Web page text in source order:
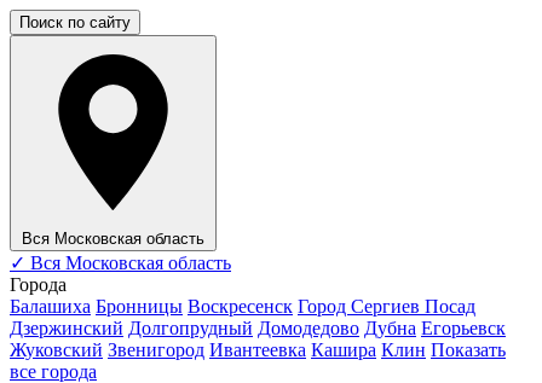
Поиск по сайту
Вся Московская область
✓ Вся Московская область
Города
Балашиха Бронницы Воскресенск Город Сергиев Посад
Дзержинский Долгопрудный Домодедово Дубна Егорьевск
Жуковский Звенигород Ивантеевка Кашира Клин Показать
все города